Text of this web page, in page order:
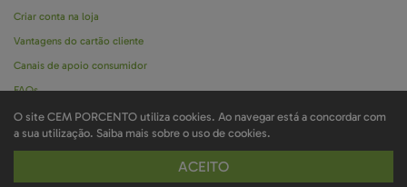
Marca registada CEM PORCENTO é propriedade da Ignoramus © todos os direitos
Criar conta na loja
Vantagens do cartão cliente
Canais de apoio consumidor
FAQs
O site CEM PORCENTO utiliza cookies. Ao navegar está a concordar com
a sua utilização. Saiba mais sobre o uso de cookies.
ACEITO